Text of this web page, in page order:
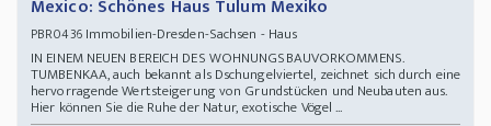
Mexico: Schönes Haus Tulum Mexiko
PBR0436Immobilien-Dresden-Sachsen - Haus
IN EINEM NEUEN BEREICH DES WOHNUNGSBAUVORKOMMENS.
TUMBENKAA, auch bekannt als Dschungelviertel, zeichnet sich durch eine
hervorragende Wertsteigerung von Grundstücken und Neubauten aus.
Hier können Sie die Ruhe der Natur, exotische Vögel ...